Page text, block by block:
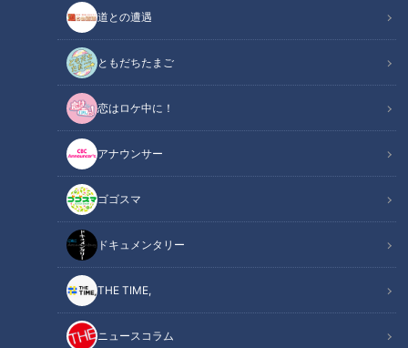
道との遭遇
ともだちたまご
恋はロケ中に！
アナウンサー
ゴゴスマ
ドキュメンタリー
THE TIME,
ニュースコラム
CBCテレビ「チャント！」
この記事の画像（全5枚）
記事に戻る